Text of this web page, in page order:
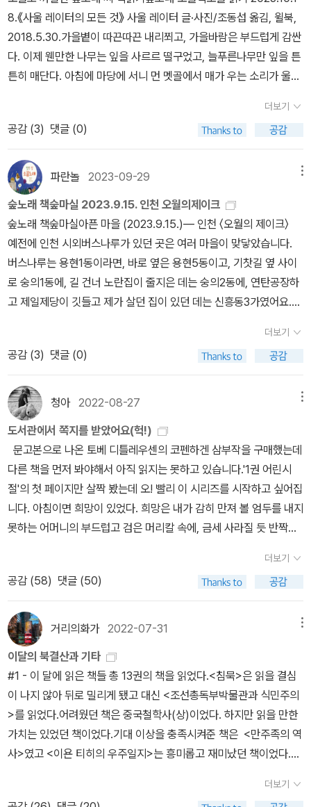
음 읽기》, 《시골에서 살림 짓는 즐거움》, 《마을에서 살려낸 우리말》,
《읽는 우리말 사전 1·2·3》 들을 썼습니다. blog.naver.com/hbookl
ove이 다음은책날개에 담은 사진.이런 사진이 대표이니책날개에 넣
었을 테지.
한 번은 넘어졌다. 이제 다시는 못 볼 눈 오는 날의 풍경일지도. 불편
하고 힘들었지만 옛날이 그리운 건 어째서일까.
8.《사울 레이터의 모든 것》 사울 레이터 글·사진/조동섭 옮김, 윌북,
2018.5.30.가을볕이 따끈따끈 내리쬐고, 가을바람은 부드럽게 감싼
다. 이제 웬만한 나무는 잎을 사르르 떨구었고, 늘푸른나무만 잎을 튼
튼히 매단다. 아침에 마당에 서니 먼 멧골에서 매가 우는 소리가 울린
인다. 이제 밤이면 추우니 따뜻하게 깃들 곳을 찾으려 하겠지. 작은아
이는 찰칵놀이를 더 깊이 배우려고 애쓴다. 아이한테 이모저모 알려
주지는 않는다. 나 스스로 찰칵질을 익힌 지난날처럼, 모든 찍기를 스
스로 치르고 겪은 뒤에라야 비로소 한두 마디 넌지시 건넬 수 있다.
《사울 레이터의 모든 것》을 곰곰이 읽었다. ‘사울 레이터’가 얼마나
대단한지 잘 모르겠다. 이름값은 높으나 어쩐지 마음에 하나도 안 울
리는 그림을 낳은 분이 수두룩하다. 우리 집 아이들은 ‘사진가 이름’을
하나도 모른다. 굳이 안 알려준다. 이름을 안 알려주면서 슬쩍 건네어
“어떻게 느껴?” 하고 묻는다. 우리가 ‘어린이 눈’으로 스스럼없고 수
수하게 바라볼 줄 안다면, 온누리 숱한 ‘문화예술’이란 죄다 허울이요
겉치레인 줄 온마음으로 깨달으리라. ‘예술’을 하려는 이웃이 있으면
“부디 예술 말고 살림을 하십시오.” 하고 여쭌다. ‘사진’을 하지 말자.
‘살림’을 하면 다 이룬다.ㅅㄴㄹ※ 글쓴이숲노래(최종규) : 우리말꽃
전남 고흥에서 서재도서관·책박물관을 꾸립니다. ‘보리 국어사전’ 편
집장을 맡았고, ‘이오덕 어른 유고’를 갈무리했습니다. 《선생님, 우리
말이 뭐예요?》, 《쉬운 말이 평화》, 《곁말》, 《곁책》, 《새로 쓰는 밑말
꾸러미 사전》, 《새로 쓰는 비슷한말 꾸러미 사전》, 《새로 쓰는 겹말
꾸러미 사전》, 《새로 쓰는 우리말 꾸러미 사전》, 《책숲마실》, 《우리
말 수수께끼 동시》, 《우리말 동시 사전》, 《우리말 글쓰기 사전》, 《이
오덕 마음 읽기》, 《시골에서 살림 짓는 즐거움》, 《마을에서 살려낸 우
리말》, 《읽는 우리말 사전 1·2·3》 들을 썼습니다. blog.naver.com/
더보기
공감 (3) 댓글 (0)
파란놀 2023-09-29
숲노래 책숲마실 2023.9.15. 인천 오월의제이크
숲노래 책숲마실아픈 마을 (2023.9.15.)― 인천 〈오월의 제이크〉
예전에 인천 시외버스나루가 있던 곳은 여러 마을이 맞닿았습니다.
버스나루는 용현1동이라면, 바로 옆은 용현5동이고, 기찻길 옆 사이
로 숭의1동에, 길 건너 노란집이 줄지은 데는 숭의2동에, 연탄공장하
고 제일제당이 깃들고 제가 살던 집이 있던 데는 신흥동3가였어요.
걸어서 가깝고, 신광초등학교 앞으로는 선화동인데, 신흥초등학교 쪽
으로 건너가면 신흥동2가요, 안쪽은 신흥동1가이고, 인천여상 쪽으로
뻗으면 신생동에 사동으로 잇고, 곧이어 답동과 답동성당이고, 율목
동하고 신포동이 큰길로 만나고, 싸리재를 끼고서 유동하고 인현동1
가에 인현동2가가 맞물리고, 신포시장 쪽은 내동입니다. 배다리는 경
동하고 금곡동하고 창영동하고 송림1동하고 맞닿습니다. 박문여고
쪽으로 가면 송림2동에 송림3동으로 잇다가 송림4동과 송림6동에
도화2동이고, 야구장 쪽으로 금곡동에 창영동에 숭의1동에 송림3동
에 도원동이 맞물리고, 이윽고 수봉산 쪽으로 도화2동이고, 이윽고
널따란 주안동으로 이어요. 이제는 옛골목이 거의 송두리째 헐렸으
나, 아직 숭의1동 오랜 동무네 감나무집은 고스란합니다. 이 곁에 마
을책집 〈오월의 제이크〉가 깃들었어요. 우리나라 어느 고장이 왁자지
껄 허물고 부수고 올려세우지 않았겠느냐만, 인천 중·동·남구가 맞물
이크 하늘을 날다》라는 그림책을 떠올립니다. 작은책집은 작게 둥지
를 틀기에 작게 빛납니다. 큰책집은 크게 터를 잡으며 크게 반짝이겠
지요. 다 다른 우리는 다 다르게 책을 만나고 읽고 새기면서 마음을 나
눕니다. 천천히 즐겁게, 나무가 자라듯, 해마다 풀꽃이 돋아나듯 하루
를 노래하면 됩니다. 우리나라는 거의 모든 곳에 담벼락(카르텔)이
섭니다만, 어떤 담도 사랑을 가두지 못 해요. 사랑을 담는다면 담벼락
이 아닌 보금자리일 테지요. 눈먼 담벼락을 스스럼없이 치울 줄 알면
서, ‘담벼락 글밭(카르텔 문단)’을 살랑살랑 거스른다면, 아니, “하늘
나라에 마을책집이 골목빛에 푸른빛으로 어우러지리라 생각합니다.
더보기
공감 (3) 댓글 (0)
청아2022-08-27
도서관에서 쪽지를 받았어요(헉!)
문고본으로 나온 토베 디틀레우센의 코펜하겐 삼부작을 구매했는데
다른 책을 먼저 봐야해서 아직 읽지는 못하고 있습니다.'1권 어린시
절'의 첫 페이지만 살짝 봤는데 오! 빨리 이 시리즈를 시작하고 싶어집
니다. 아침이면 희망이 있었다. 희망은 내가 감히 만져 볼 엄두를 내지
못하는 어머니의 부드럽고 검은 머리칼 속에, 금세 사라질 듯 반짝이
서'가 떠오르기도 하는 문장입니다. 3권 동시구매해야 북마크를 준다
고 해서 그렇게 했죠. 북마크는 소중하니까요~* 북마크 디자인은 책
표지랑 비슷합니다. 도서관에 다녀왔는데 한 남성으로부터 쪽지를 받
았습니다. 후...얼마만인지...(응?) 며칠전 나무님 서재에서 구경한 '예
술가의 서재'란 책을 보고 싶어서 갔는데요, 나무님이 말씀하신 것처
럼 책이 크고 무게도 꽤 나가더라구요. 서재사진 보는거 좋아해서 도
서관에 자리를 잡고 앉아 감상했습니다. 나무님 말씀처럼 입이 떡 벌
어지는 사진들이 가득이라 마음에 쏙 드는 사진 위주로 카메라에 담
았습니다. 소설이 아니니 이어폰으로 듣고 있던 음악을 계속 들으면
서 여유롭게 들여다 보고 있었던거죠. 그런데 제 뒤로 누군가 자꾸 왔
다갔다 하는 거예요. 신경이 쓰여서 힐끗 쳐다봤는데 한 남자분이 서
가에서 뭔가 찾고 계시는지 서성거리고 계셨어요. 한동안 자꾸 제 뒤
에서 그렇게 지나다니니 신경이 좀 쓰였습니다. 잠시 후 그 분이 제게
더보기
공감 (58) 댓글 (50)
거리의화가2022-07-31
이달의 북결산과 기타
#1 - 이 달에 읽은 책들 총 13권의 책을 읽었다.<침묵>은 읽을 결심
이 나지 않아 뒤로 밀리게 됐고 대신 <조선총독부박물관과 식민주의
>를 읽었다.어려웠던 책은 중국철학사(상)이었다. 하지만 읽을 만한
가치는 있었던 책이었다.기대 이상을 충족시켜준 책은 <만주족의 역
사>였고 <이욘 티히의 우주일지>는 흥미롭고 재미났던 책이었다.<
각해보게 되었다. 다만 이것이 실효성이 있으려면 학문적으로나 제도
더보기